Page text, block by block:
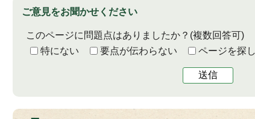
ご意見をお聞かせください
このページに問題点はありましたか？ (複数回答可)
特にない
要点が伝わらない ページを探
送信